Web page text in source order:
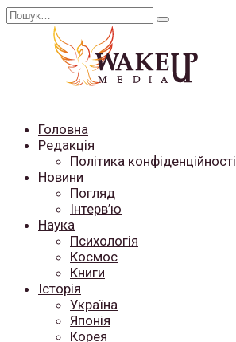
Перейти
Search
Головна
Редакція
Політика конфіденційності
Новини
Погляд
Інтерв’ю
Наука
Психологія
Космос
Книги
Історія
Україна
Японія
Корея